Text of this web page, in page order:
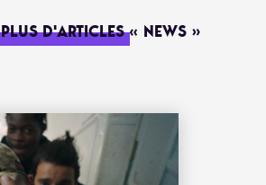
PLUS D'ARTICLES « NEWS »